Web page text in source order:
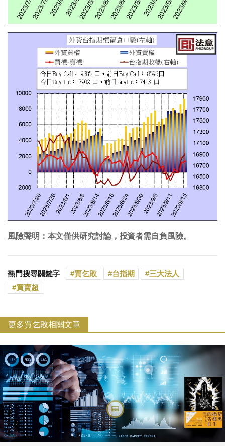
風險聲明：本文僅供研究討論，投資者需自負風險。
熱門搜尋關鍵字 賈乞敗 台指期
三大法人
買賣超
更多賈乞敗相關文章